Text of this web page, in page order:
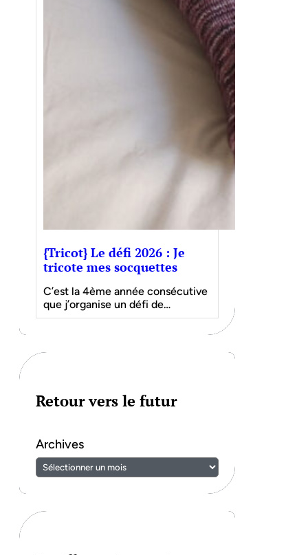
{Tricot} Le défi 2026 : Je
tricote mes socquettes
C’est la 4ème année consécutive
que j’organise un défi de…
Retour vers le futur
Archives